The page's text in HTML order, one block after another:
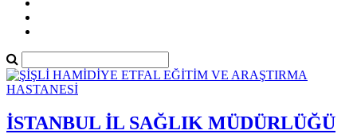
İSTANBUL İL SAĞLIK MÜDÜRLÜĞÜ